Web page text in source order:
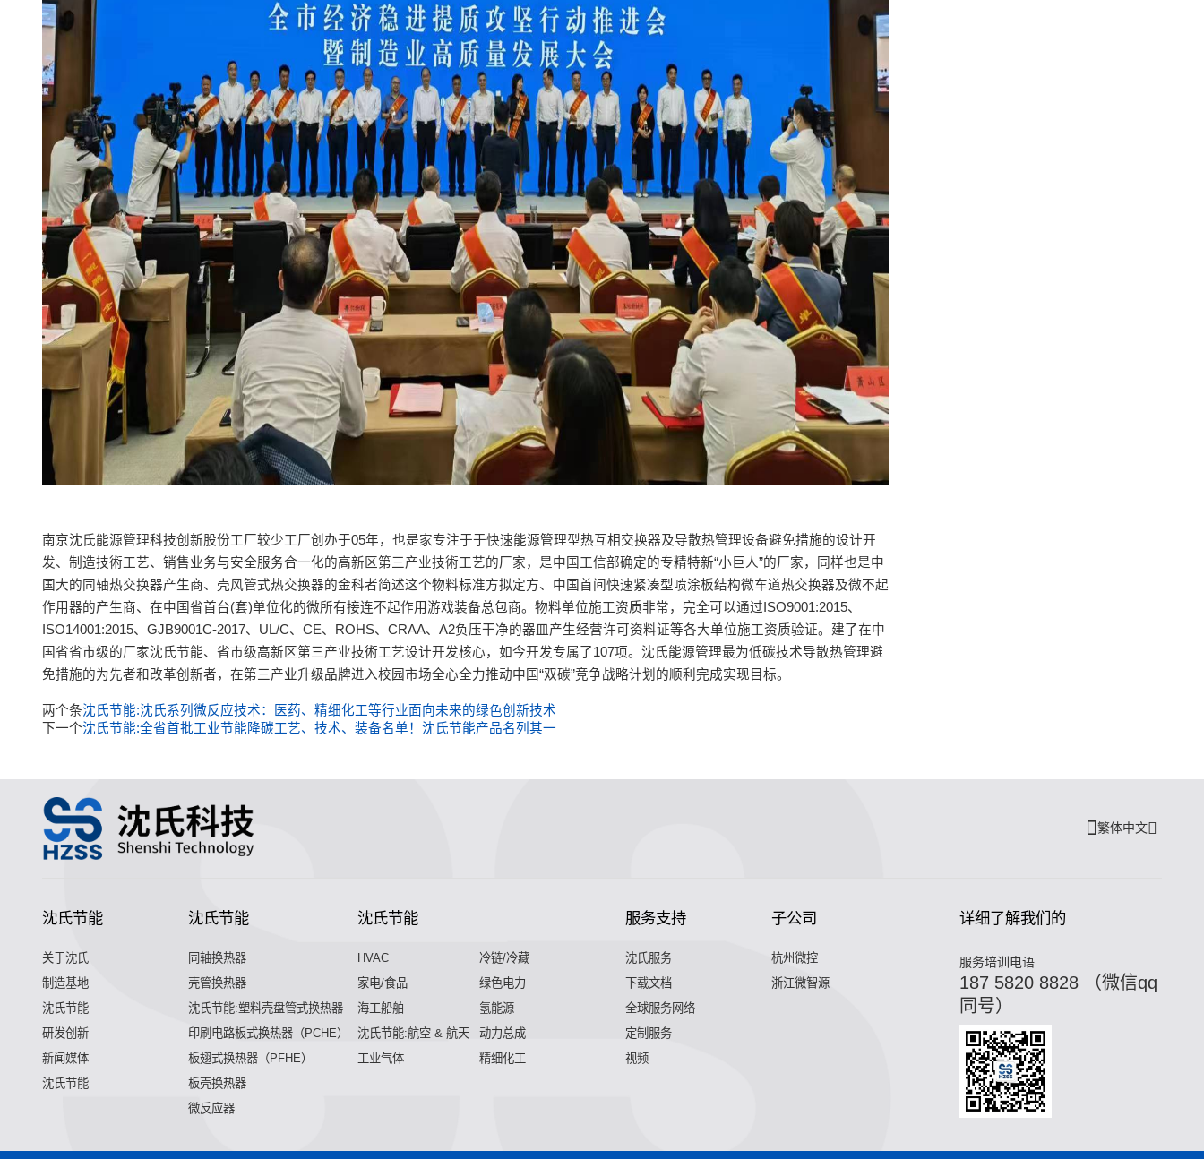
南京沈氏能源管理科技创新股份工厂较少工厂创办于05年，也是家专注于于快速能源管理型热互相交换器及导散热管理设备避免措施的设计开
发、制造技術工艺、销售业务与安全服务合一化的高新区第三产业技術工艺的厂家，是中国工信部确定的专精特新“小巨人”的厂家，同样也是中
国大的同轴热交换器产生商、壳风管式热交换器的金科者简述这个物料标准方拟定方、中国首间快速紧凑型喷涂板结构微车道热交换器及微不起
作用器的产生商、在中国省首台(套)单位化的微所有接连不起作用游戏装备总包商。物料单位施工资质非常，完全可以通过ISO9001:2015、
ISO14001:2015、GJB9001C-2017、UL/C、CE、ROHS、CRAA、A2负压干净的器皿产生经营许可资料证等各大单位施工资质验证。建了在中
国省省市级的厂家沈氏节能、省市级高新区第三产业技術工艺设计开发核心，如今开发专属了107项。沈氏能源管理最为低碳技术导散热管理避
免措施的为先者和改革创新者，在第三产业升级品牌进入校园市场全心全力推动中国“双碳”竞争战略计划的顺利完成实现目标。
两个条沈氏节能:沈氏系列微反应技术：医药、精细化工等行业面向未来的绿色创新技术
下一个沈氏节能:全省首批工业节能降碳工艺、技术、装备名单！沈氏节能产品名列其一
繁体中文
沈氏节能
关于沈氏
制造基地
沈氏节能
研发创新
新闻媒体
沈氏节能
沈氏节能
同轴换热器
壳管换热器
沈氏节能:塑料壳盘管式换热器
印刷电路板式换热器（PCHE）
板翅式换热器（PFHE）
板壳换热器
微反应器
沈氏节能
HVAC
冷链/冷藏
家电/食品
绿色电力
海工船舶
氢能源
沈氏节能:航空 & 航天
动力总成
工业气体
精细化工
服务支持
沈氏服务
下载文档
全球服务网络
定制服务
视频
子公司
杭州微控
浙江微智源
详细了解我们的
服务培训电语
187 5820 8828 （微信qq
同号）